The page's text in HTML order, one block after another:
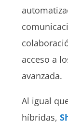
acceso a
avanzada.
Al igual
híbridas,